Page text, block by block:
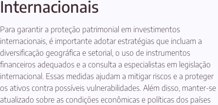
Internacionais
Para garantir a proteção patrimonial em investimentos
internacionais, é importante adotar estratégias que incluam a
diversificação geográfica e setorial, o uso de instrumentos
financeiros adequados e a consulta a especialistas em legislação
internacional. Essas medidas ajudam a mitigar riscos e a proteger
os ativos contra possíveis vulnerabilidades. Além disso, manter-se
atualizado sobre as condições econômicas e políticas dos países